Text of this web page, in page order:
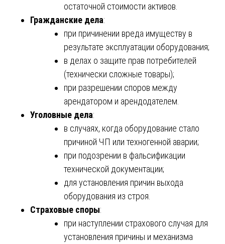
остаточной стоимости активов.
Гражданские дела:
при причинении вреда имуществу в
результате эксплуатации оборудования;
в делах о защите прав потребителей
(технически сложные товары);
при разрешении споров между
арендатором и арендодателем.
Уголовные дела:
в случаях, когда оборудование стало
причиной ЧП или техногенной аварии;
при подозрении в фальсификации
технической документации;
для установления причин выхода
оборудования из строя.
Страховые споры:
при наступлении страхового случая для
установления причины и механизма